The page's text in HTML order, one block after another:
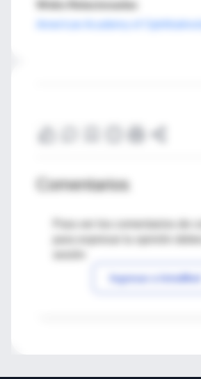
Webs Relacionadas
American Academy of
Comentarios
Para ver los comentarios de
Ingresar a IntraMed